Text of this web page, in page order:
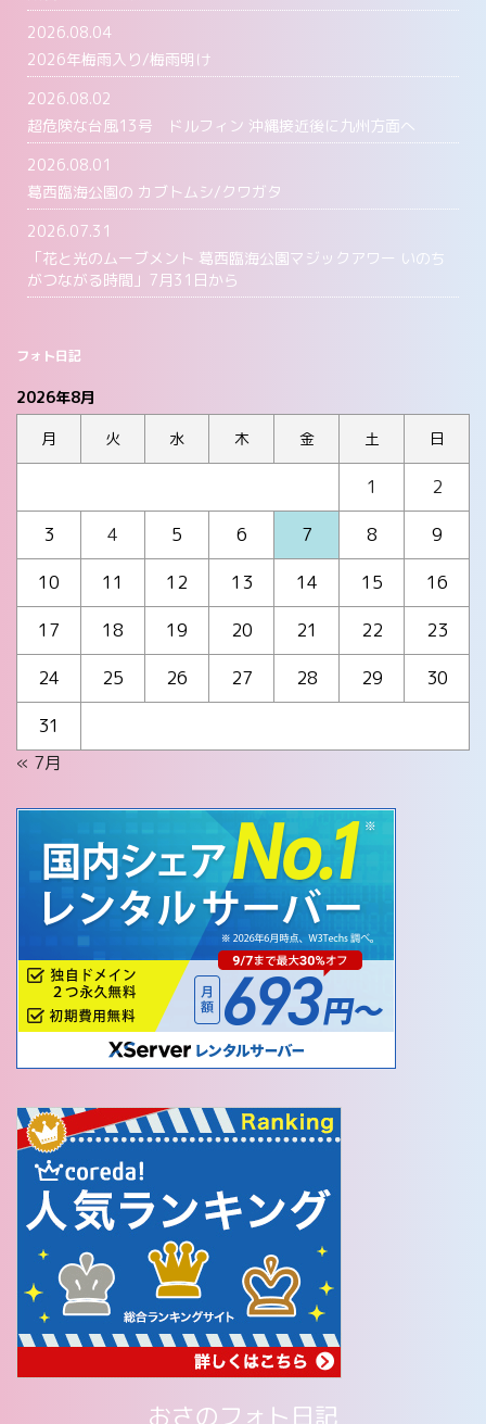
2026.08.04
2026年梅雨入り/梅雨明け
2026.08.02
超危険な台風13号 ドルフィン 沖縄接近後に九州方面へ
2026.08.01
葛西臨海公園の カブトムシ/クワガタ
2026.07.31
「花と光のムーブメント 葛西臨海公園マジックアワー いのち
がつながる時間」7月31日から
フォト日記
2026年8月
月
火 水 木 金 土 日
1
2
3
4 5 6 7 8
9
10
11 12 13 14 15
16
17
18 19 20 21 22
23
24
25 26 27 28 29
30
31
« 7月
おさのフォト日記